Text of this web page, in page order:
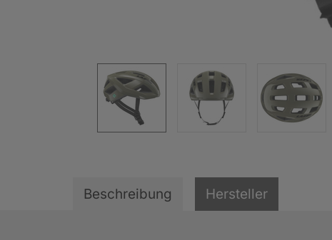
Beschreibung Hersteller